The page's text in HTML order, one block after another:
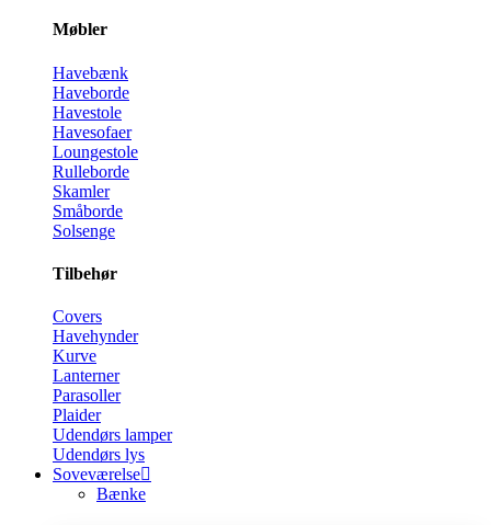
Møbler
Havebænk
Haveborde
Havestole
Havesofaer
Loungestole
Rulleborde
Skamler
Småborde
Solsenge
Tilbehør
Covers
Havehynder
Kurve
Lanterner
Parasoller
Plaider
Udendørs lamper
Udendørs lys
Soveværelse
Bænke